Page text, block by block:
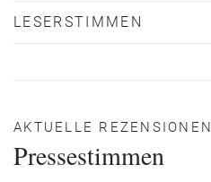
LESERSTIMMEN
AKTUELLE REZENSIONEN
Pressestimmen